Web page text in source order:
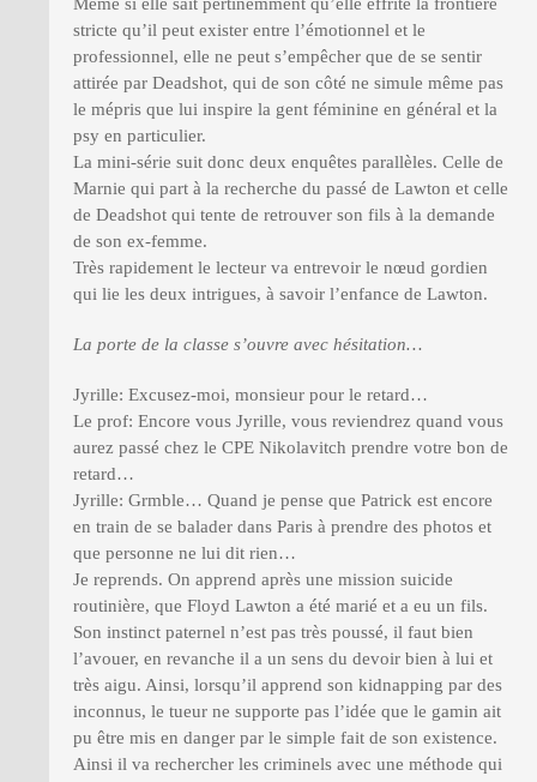
stricte qu’il peut exister entre l’émotionnel et le
professionnel, elle ne peut s’empêcher que de se sentir
attirée par Deadshot, qui de son côté ne simule même pas
le mépris que lui inspire la gent féminine en général et la
psy en particulier.
La mini-série suit donc deux enquêtes parallèles. Celle de
Marnie qui part à la recherche du passé de Lawton et celle
de Deadshot qui tente de retrouver son fils à la demande
de son ex-femme.
Très rapidement le lecteur va entrevoir le nœud gordien
qui lie les deux intrigues, à savoir l’enfance de Lawton.
La porte de la classe s’ouvre avec hésitation…
Jyrille: Excusez-moi, monsieur pour le retard…
Le prof: Encore vous Jyrille, vous reviendrez quand vous
aurez passé chez le CPE Nikolavitch prendre votre bon de
retard…
Jyrille: Grmble… Quand je pense que Patrick est encore
en train de se balader dans Paris à prendre des photos et
que personne ne lui dit rien…
Je reprends. On apprend après une mission suicide
routinière, que Floyd Lawton a été marié et a eu un fils.
Son instinct paternel n’est pas très poussé, il faut bien
l’avouer, en revanche il a un sens du devoir bien à lui et
très aigu. Ainsi, lorsqu’il apprend son kidnapping par des
inconnus, le tueur ne supporte pas l’idée que le gamin ait
pu être mis en danger par le simple fait de son existence.
Ainsi il va rechercher les criminels avec une méthode qui